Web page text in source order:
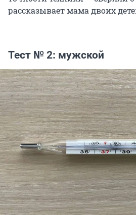
рассказывает мама двоих
Тест № 2: мужской